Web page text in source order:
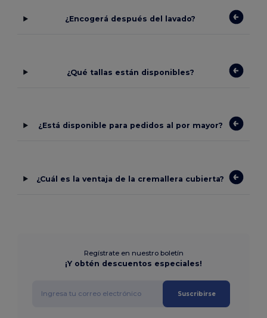
¿Encogerá después del lavado?
¿Qué tallas están disponibles?
¿Está disponible para pedidos al por mayor?
¿Cuál es la ventaja de la cremallera cubierta?
Regístrate en nuestro boletín
¡Y obtén descuentos especiales!
Suscribirse